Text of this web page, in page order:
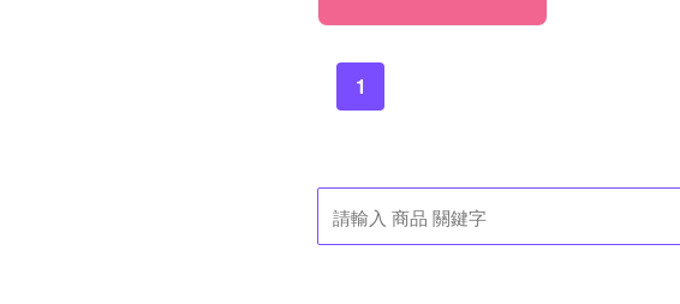
1